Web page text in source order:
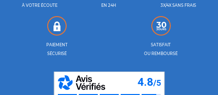
À VOTRE ÉCOUTE
EN 24H
3X/4X SANS FRAIS
PAIEMENT
SÉCURISÉ
SATISFAIT
OU REMBOURSÉ